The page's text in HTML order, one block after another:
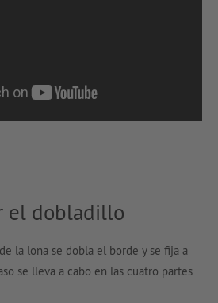
el dobladillo
la lona se dobla el borde y se fija a
se lleva a cabo en las cuatro partes